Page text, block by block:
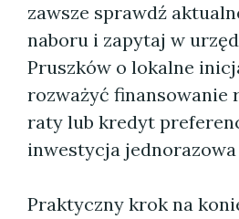
zawsze sprawdź
naboru i zapytaj w
Pruszków o lokalne
rozważyć finansowanie
raty lub kredyt
inwestycja jednorazowa
Praktyczny krok na